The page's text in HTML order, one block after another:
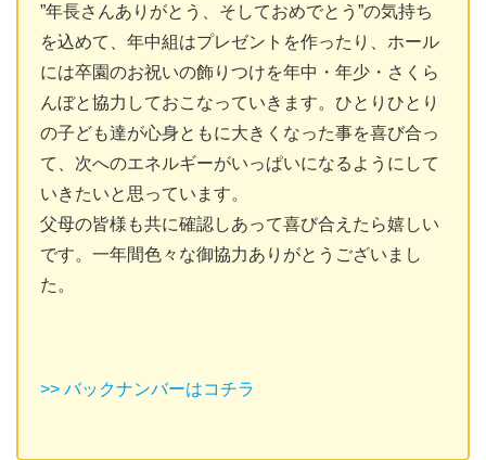
”年長さんありがとう、そしておめでとう”の気持ち
を込めて、年中組はプレゼントを作ったり、ホール
には卒園のお祝いの飾りつけを年中・年少・さくら
んぼと協力しておこなっていきます。ひとりひとり
の子ども達が心身ともに大きくなった事を喜び合っ
て、次へのエネルギーがいっぱいになるようにして
いきたいと思っています。
父母の皆様も共に確認しあって喜び合えたら嬉しい
です。一年間色々な御協力ありがとうございまし
た。
>> バックナンバーはコチラ